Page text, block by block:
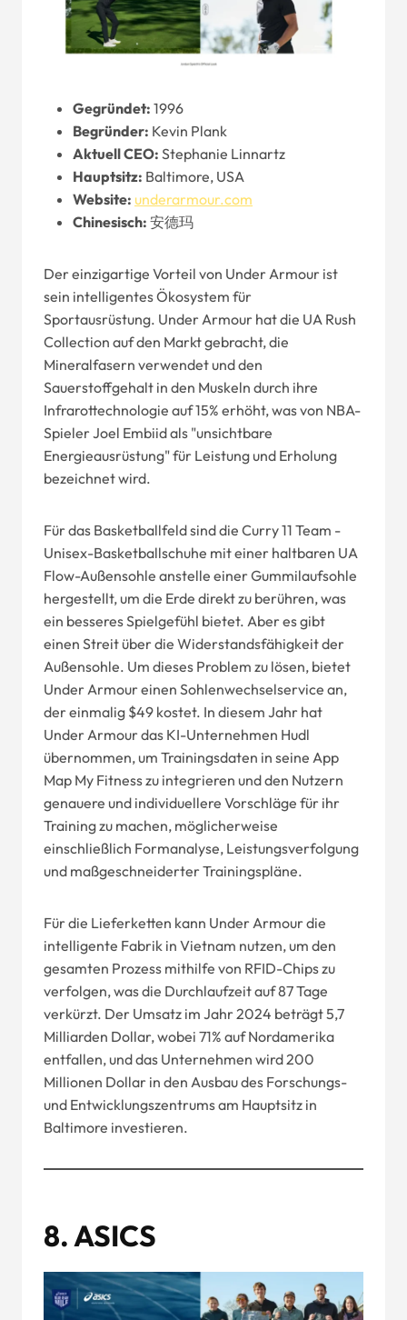
Gegründet: 1996
Begründer: Kevin Plank
AktuellCEO: Stephanie Linnartz
Hauptsitz: Baltimore, USA
Website: underarmour.com
Chinesisch: 安德玛
Der einzigartige Vorteil von Under Armour ist
sein intelligentes Ökosystem für
Sportausrüstung. Under Armour hat die UA Rush
Collection auf den Markt gebracht, die
Mineralfasern verwendet und den
Sauerstoffgehalt in den Muskeln durch ihre
Infrarottechnologie auf 15% erhöht, was von NBA-
Spieler Joel Embiid als "unsichtbare
Energieausrüstung" für Leistung und Erholung
bezeichnet wird.
Für das Basketballfeld sind die Curry 11 Team -
Unisex-Basketballschuhe mit einer haltbaren UA
Flow-Außensohle anstelle einer Gummilaufsohle
hergestellt, um die Erde direkt zu berühren, was
ein besseres Spielgefühl bietet. Aber es gibt
einen Streit über die Widerstandsfähigkeit der
Außensohle. Um dieses Problem zu lösen, bietet
Under Armour einen Sohlenwechselservice an,
der einmalig $49 kostet. In diesem Jahr hat
Under Armour das KI-Unternehmen Hudl
übernommen, um Trainingsdaten in seine App
Map My Fitness zu integrieren und den Nutzern
genauere und individuellere Vorschläge für ihr
Training zu machen, möglicherweise
einschließlich Formanalyse, Leistungsverfolgung
und maßgeschneiderter Trainingspläne.
Für die Lieferketten kann Under Armour die
intelligente Fabrik in Vietnam nutzen, um den
gesamten Prozess mithilfe von RFID-Chips zu
verfolgen, was die Durchlaufzeit auf 87 Tage
verkürzt. Der Umsatz im Jahr 2024 beträgt 5,7
Milliarden Dollar, wobei 71% auf Nordamerika
entfallen, und das Unternehmen wird 200
Millionen Dollar in den Ausbau des Forschungs-
und Entwicklungszentrums am Hauptsitz in
Baltimore investieren.
8. ASICS